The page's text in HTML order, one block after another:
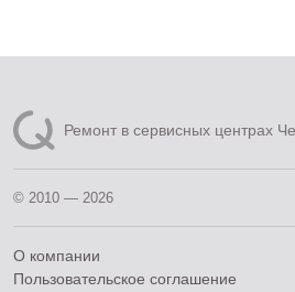
Ремонт в сервисных центрах
© 2010 — 2026
О компании
Пользовательское соглашение